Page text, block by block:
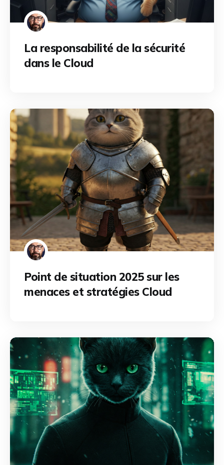
La responsabilité de la sécurité
dans le Cloud
Point de situation 2025 sur les
menaces et stratégies Cloud